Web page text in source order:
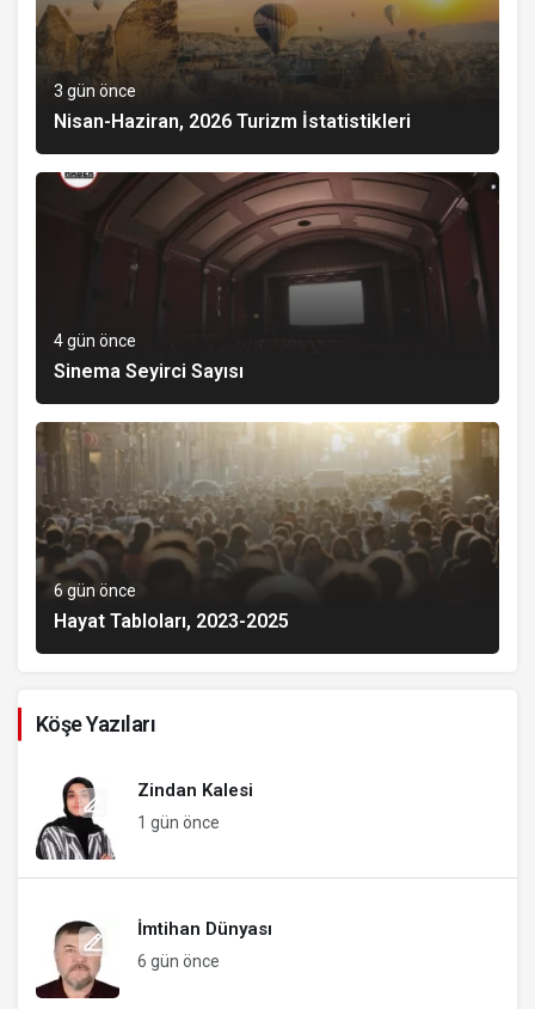
3 gün önce
Nisan-Haziran, 2026 Turizm İstatistikleri
4 gün önce
Sinema Seyirci Sayısı
6 gün önce
Hayat Tabloları, 2023-2025
Köşe Yazıları
Zindan Kalesi
1 gün önce
İmtihan Dünyası
6 gün önce